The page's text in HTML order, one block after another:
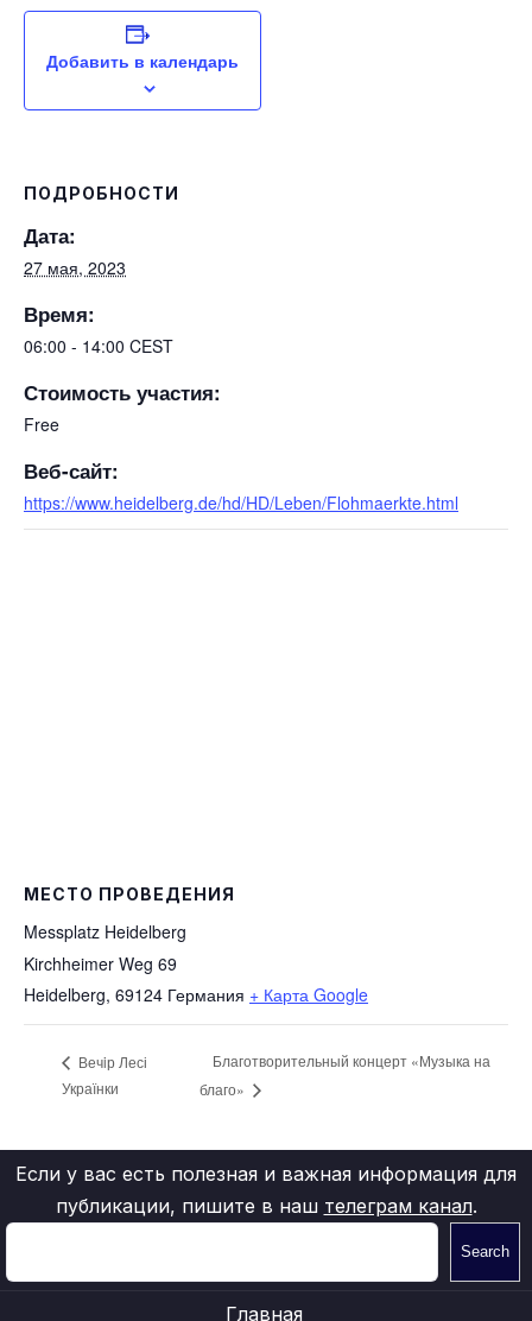
Добавить в календарь
ПОДРОБНОСТИ
Дата:
27 мая, 2023
Время:
06:00 - 14:00 CEST
Стоимость участия:
Free
Веб-сайт:
https://www.heidelberg.de/hd/HD/Leben/Flohmaerkte.html
МЕСТО ПРОВЕДЕНИЯ
Messplatz Heidelberg
Kirchheimer Weg 69
Heidelberg, 69124 Германия + Карта Google
Вечiр Лесі
Українки
Благотворительный концерт «Музыка на
благо»
Если у вас есть полезная и важная информация для
публикации, пишите в наш телеграм канал.
Search
Главная